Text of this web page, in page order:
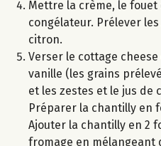
Mettre la crème, le fouet
congélateur. Prélever
citron.
Verser le cottage
vanille (les grains
et les zestes et le jus de
Préparer la chantilly en
Ajouter la chantilly en 2
fromage en mélangeant